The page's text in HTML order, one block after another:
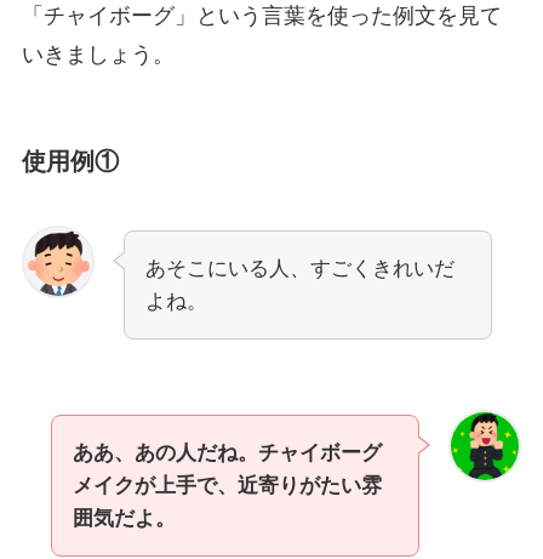
「チャイボーグ」という言葉を使った例文を見て
いきましょう。
使用例①
あそこにいる人、すごくきれいだ
よね。
ああ、あの人だね。チャイボーグ
メイクが上手で、近寄りがたい雰
囲気だよ。